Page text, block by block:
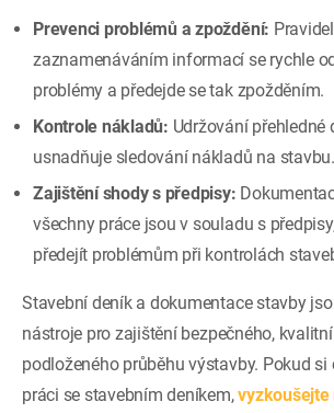
Prevenci problémů a zpoždění:
zaznamenáváním informací se rychle
problémy a předejde se tak zpožděním.
Kontrole nákladů: Udržování přehledné
usnadňuje sledování nákladů na stavbu.
Zajištění shody s předpisy:
všechny práce jsou v souladu s
předejít problémům při kontrolách
Stavební deník a dokumentace stavby
nástroje pro zajištění bezpečného,
podloženého průběhu výstavby. Pokud
práci se stavebním deníkem,